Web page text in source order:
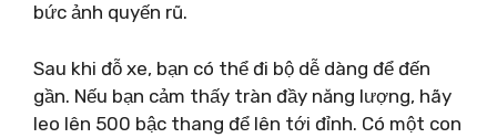
bức ảnh quyến rũ.
Sau khi đỗ xe, bạn có thể đi bộ dễ dàng để đến
gần. Nếu bạn cảm thấy tràn đầy năng lượng, hãy
leo lên 500 bậc thang để lên tới đỉnh. Có một con